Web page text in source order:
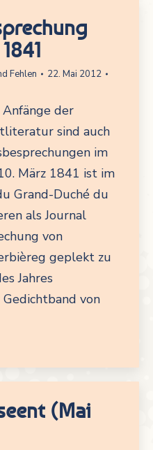
Fehlen
22. Mai 2012
der
sind auch
im
März 1841 ist im
Grand-Duché du
als Journal
von
geplekt zu
Jahres
von
(Mai